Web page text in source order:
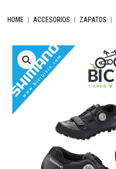
HOME ACCESORIOS ZAPATOS